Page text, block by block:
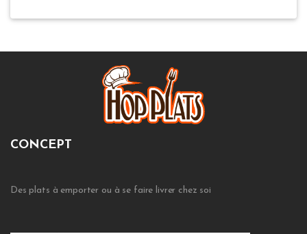
CONCEPT
Des plats à emporter ou à se faire livrer chez soi